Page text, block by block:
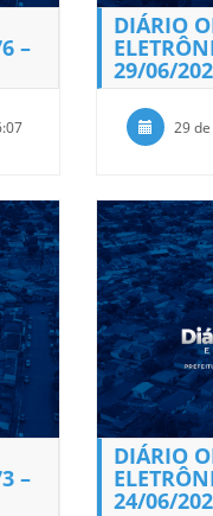
–
DIÁRIO
29/06/
29
–
DIÁRIO
24/06/